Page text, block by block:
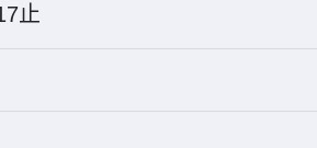
17止